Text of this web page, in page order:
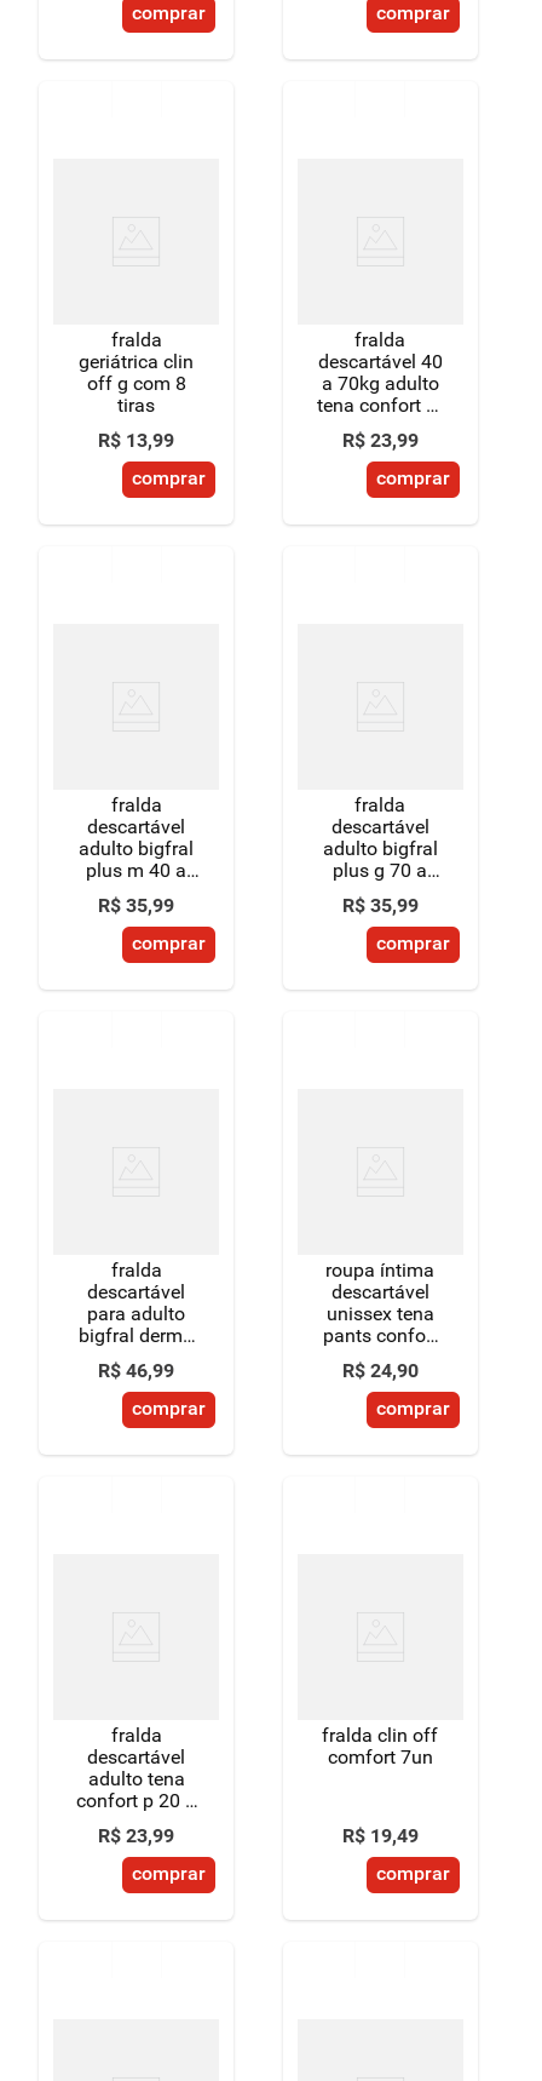
comprar
comprar
fralda
geriátrica clin
off g com 8
tiras
R$ 13,99
comprar
fralda
descartável 40
a 70kg adulto
tena confort m
pacote 10
unidades
R$ 23,99
comprar
fralda
descartável
adulto bigfral
plus m 40 a
70kg pacote 9
unidades
R$ 35,99
comprar
fralda
descartável
adulto bigfral
plus g 70 a
90kg pacote 8
unidades
R$ 35,99
comprar
fralda
descartável
para adulto
bigfral derma
plus m 40 a
70kg pacote 8
unidades
R$ 46,99
comprar
roupa íntima
descartável
unissex tena
pants confort
p/m pacote 8
unidades
R$ 24,90
comprar
fralda
descartável
adulto tena
confort p 20 a
40kg pacote 9
unidades
R$ 23,99
comprar
fralda clin off
comfort 7un
R$ 19,49
comprar